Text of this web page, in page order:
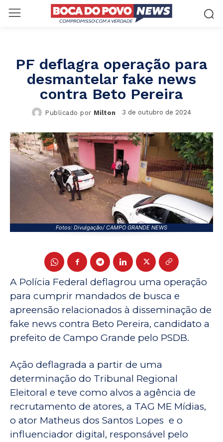
PF deflagra operação para
desmantelar fake news
contra Beto Pereira
Publicado por Milton 3 de outubro de 2024
Fotos: Divulgação/ CAMPO GRANDE NEWS
A Polícia Federal deflagrou uma operação
para cumprir mandados de busca e
apreensão relacionados à disseminação de
fake news contra Beto Pereira, candidato a
prefeito de Campo Grande pelo PSDB.
Ação deflagrada a partir de uma
determinação do Tribunal Regional
Eleitoral e teve como alvos a agência de
recrutamento de atores, a TAG ME Mídias,
o ator Matheus dos Santos Lopes e o
influenciador digital, responsável pelo